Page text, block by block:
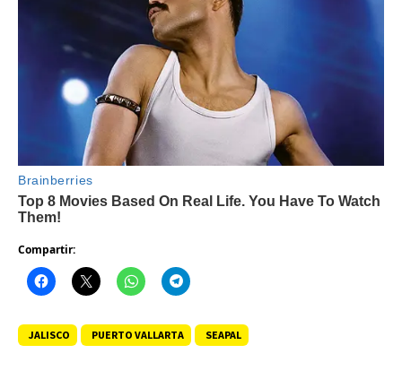
Compartir:
JALISCO PUERTO VALLARTA SEAPAL